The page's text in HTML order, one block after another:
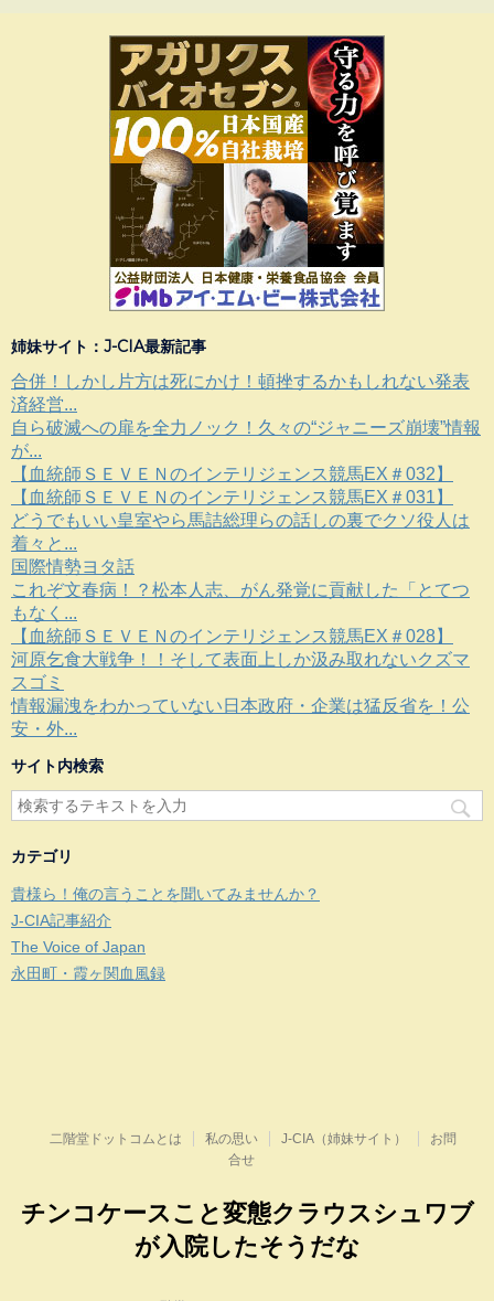
姉妹サイト：J-CIA最新記事
合併！しかし片方は死にかけ！頓挫するかもしれない発表
済経営...
自ら破滅への扉を全力ノック！久々の“ジャニーズ崩壊”情報
が...
【血統師ＳＥＶＥＮのインテリジェンス競馬EX＃032】
【血統師ＳＥＶＥＮのインテリジェンス競馬EX＃031】
どうでもいい皇室やら馬詰総理らの話しの裏でクソ役人は
着々と...
国際情勢ヨタ話
これぞ文春病！？松本人志、がん発覚に貢献した「とてつ
もなく...
【血統師ＳＥＶＥＮのインテリジェンス競馬EX＃028】
河原乞食大戦争！！そして表面上しか汲み取れないクズマ
スゴミ
情報漏洩をわかっていない日本政府・企業は猛反省を！公
安・外...
サイト内検索
カテゴリ
貴様ら！俺の言うことを聞いてみませんか？
J-CIA記事紹介
The Voice of Japan
永田町・霞ヶ関血風録